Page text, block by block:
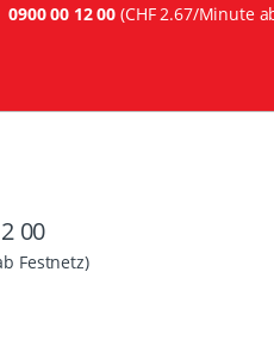
0900 00 12 00 (CHF 2.67/Minute
00
Festnetz)